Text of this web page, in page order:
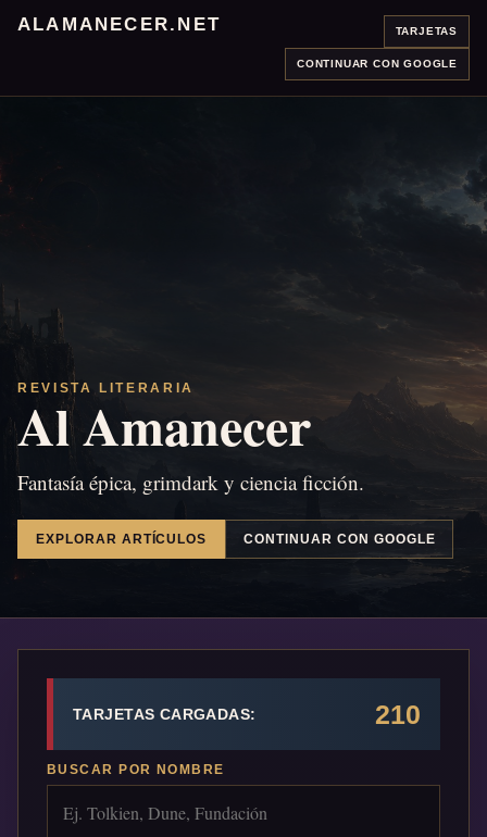
ALAMANECER.NET TARJETAS
CONTINUAR CON GOOGLE
REVISTA LITERARIA
Al Amanecer
Fantasía épica, grimdark y ciencia ficción.
EXPLORAR ARTÍCULOS CONTINUAR CON GOOGLE
TARJETAS CARGADAS: 210
BUSCAR POR NOMBRE